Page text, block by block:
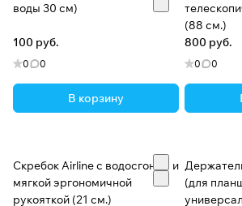
воды 30 см)
100 руб.
0 0
В корзину
(88 см.)
800 руб.
0 0
Скребок Airline с водосгоном и
мягкой эргономичной
рукояткой (21 см.)
(для